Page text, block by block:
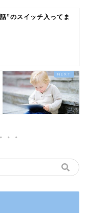
”のスイッチ入ってま